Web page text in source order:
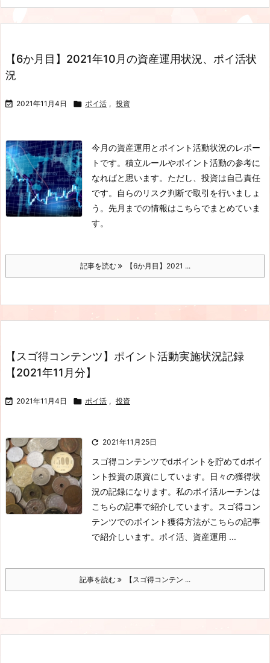
【6か月目】2021年10月の資産運用状況、ポイ活状
況
 2021年11月4日  ポイ活 , 投資
今月の資産運用とポイント活動状況のレポー
トです。積立ルールやポイント活動の参考に
なればと思います。ただし、投資は自己責任
です。自らのリスク判断で取引を行いましょ
う。先月までの情報はこちらでまとめていま
す。
記事を読む 【6か月目】2021 ...
【スゴ得コンテンツ】ポイント活動実施状況記録
【2021年11月分】
 2021年11月4日  ポイ活 , 投資
 2021年11月25日
スゴ得コンテンツでdポイントを貯めてdポイ
ント投資の原資にしています。日々の獲得状
況の記録になります。私のポイ活ルーチンは
こちらの記事で紹介しています。スゴ得コン
テンツでのポイント獲得方法がこちらの記事
で紹介しいます。ポイ活、資産運用 ...
記事を読む 【スゴ得コンテン ...